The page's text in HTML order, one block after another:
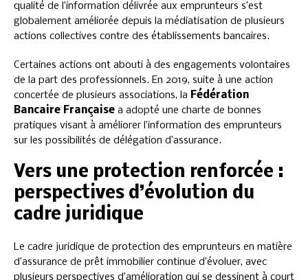
qualité de l’information délivrée aux emprunteurs s’est
globalement améliorée depuis la médiatisation de plusieurs
actions collectives contre des établissements bancaires.
Certaines actions ont abouti à des engagements volontaires
de la part des professionnels. En 2019, suite à une action
concertée de plusieurs associations, la Fédération
Bancaire Française a adopté une charte de bonnes
pratiques visant à améliorer l’information des emprunteurs
sur les possibilités de délégation d’assurance.
Vers une protection renforcée :
perspectives d’évolution du
cadre juridique
Le cadre juridique de protection des emprunteurs en matière
d’assurance de prêt immobilier continue d’évoluer, avec
plusieurs perspectives d’amélioration qui se dessinent à court